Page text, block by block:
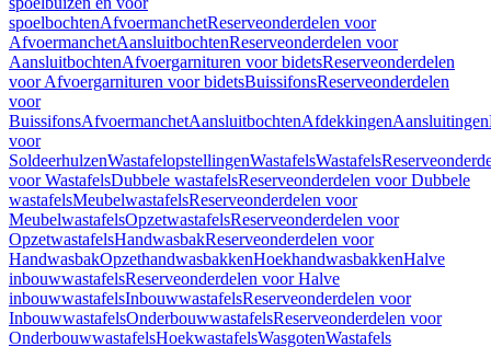
spoelbochtenAfvoermanchetReserveonderdelen voor
AfvoermanchetAansluitbochtenReserveonderdelen voor
AansluitbochtenAfvoergarnituren voor bidetsReserveonderdelen
voor Afvoergarnituren voor bidetsBuissifonsReserveonderdelen
voor
BuissifonsAfvoermanchetAansluitbochtenAfdekkingenAansluitingen
voor
SoldeerhulzenWastafelopstellingenWastafelsWastafels
voor WastafelsDubbele wastafelsReserveonderdelen voor Dubbele
wastafelsMeubelwastafelsReserveonderdelen voor
MeubelwastafelsOpzetwastafelsReserveonderdelen voor
OpzetwastafelsHandwasbakReserveonderdelen voor
HandwasbakOpzethandwasbakkenHoekhandwasbakkenHalve
inbouwwastafelsReserveonderdelen voor Halve
inbouwwastafelsInbouwwastafelsReserveonderdelen voor
InbouwwastafelsOnderbouwwastafelsReserveonderdelen voor
OnderbouwwastafelsHoekwastafelsWasgotenWastafels